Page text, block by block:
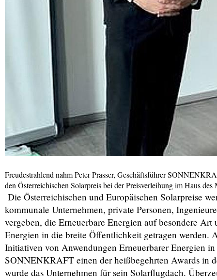
Freudestrahlend nahm Peter Prasser, Geschäftsführer
den Österreichischen Solarpreis bei der Preisverleihung im Haus
Die Österreichischen und Europäischen Solarpreise
kommunale Unternehmen, private Personen,
vergeben, die Erneuerbare Energien auf besondere
Energien in die breite Öffentlichkeit getragen werden.
Initiativen von Anwendungen Erneuerbarer Energien
SONNENKRAFT einen der heißbegehrten Awards in
wurde das Unternehmen für sein Solarflugdach.